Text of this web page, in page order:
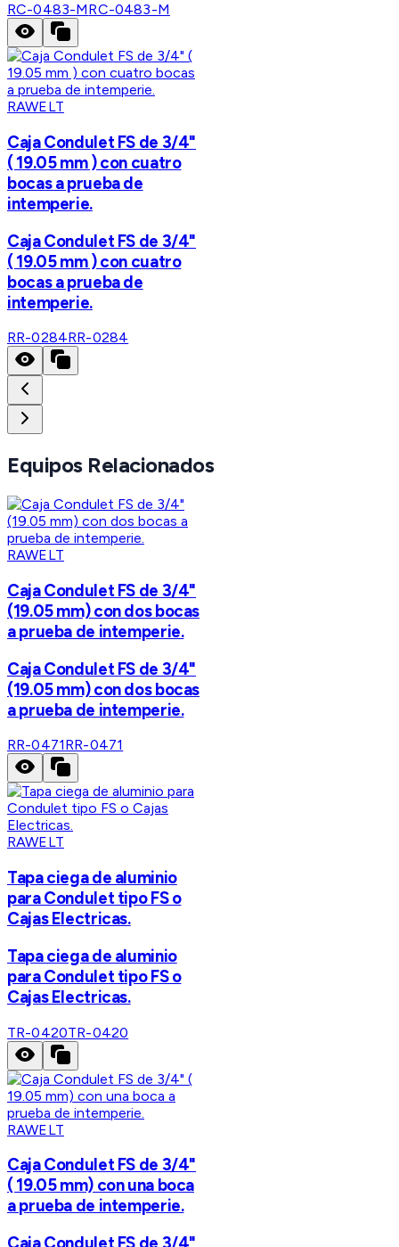
RC-0483-MRC-0483-M
RAWELT
Caja Condulet FS de 3/4"
( 19.05 mm ) con cuatro
bocas a prueba de
intemperie.
Caja Condulet FS de 3/4"
( 19.05 mm ) con cuatro
bocas a prueba de
intemperie.
RR-0284RR-0284
Equipos Relacionados
RAWELT
Caja Condulet FS de 3/4"
(19.05 mm) con dos bocas
a prueba de intemperie.
Caja Condulet FS de 3/4"
(19.05 mm) con dos bocas
a prueba de intemperie.
RR-0471RR-0471
RAWELT
Tapa ciega de aluminio
para Condulet tipo FS o
Cajas Electricas.
Tapa ciega de aluminio
para Condulet tipo FS o
Cajas Electricas.
TR-0420TR-0420
RAWELT
Caja Condulet FS de 3/4"
( 19.05 mm) con una boca
a prueba de intemperie.